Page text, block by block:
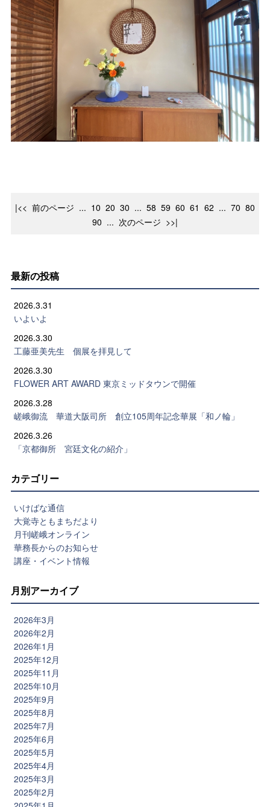
|<< 前のページ ... 10 20 30 ... 58 59 60 61 62 ... 70 80
90 ... 次のページ >>|
最新の投稿
2026.3.31
いよいよ
2026.3.30
工藤亜美先生 個展を拝見して
2026.3.30
FLOWER ART AWARD 東京ミッドタウンで開催
2026.3.28
嵯峨御流 華道大阪司所 創立105周年記念華展「和ノ輪」
2026.3.26
「京都御所 宮廷文化の紹介」
カテゴリー
いけばな通信
大覚寺ともまちだより
月刊嵯峨オンライン
華務長からのお知らせ
講座・イベント情報
月別アーカイブ
2026年3月
2026年2月
2026年1月
2025年12月
2025年11月
2025年10月
2025年9月
2025年8月
2025年7月
2025年6月
2025年5月
2025年4月
2025年3月
2025年2月